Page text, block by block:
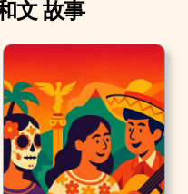
文 故事